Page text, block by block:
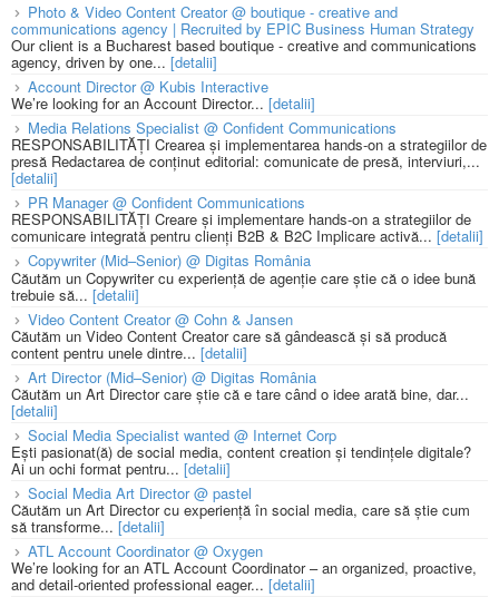
Photo & Video Content Creator @ boutique - creative and
communications agency | Recruited by EPIC Business Human Strategy
Our client is a Bucharest based boutique - creative and communications
agency, driven by one... [detalii]
Account Director @ Kubis Interactive
We’re looking for an Account Director... [detalii]
Media Relations Specialist @ Confident Communications
RESPONSABILITĂȚI Crearea și implementarea hands-on a strategiilor de
presă Redactarea de conținut editorial: comunicate de presă, interviuri,...
[detalii]
PR Manager @ Confident Communications
RESPONSABILITĂȚI Creare și implementare hands-on a strategiilor de
comunicare integrată pentru clienți B2B & B2C Implicare activă... [detalii]
Copywriter (Mid–Senior) @ Digitas România
Căutăm un Copywriter cu experiență de agenție care știe că o idee bună
trebuie să... [detalii]
Video Content Creator @ Cohn & Jansen
Căutăm un Video Content Creator care să gândească și să producă
content pentru unele dintre... [detalii]
Art Director (Mid–Senior) @ Digitas România
Căutăm un Art Director care știe că e tare când o idee arată bine, dar...
[detalii]
Social Media Specialist wanted @ Internet Corp
Ești pasionat(ă) de social media, content creation și tendințele digitale?
Ai un ochi format pentru... [detalii]
Social Media Art Director @ pastel
Căutăm un Art Director cu experiență în social media, care să știe cum
să transforme... [detalii]
ATL Account Coordinator @ Oxygen
We’re looking for an ATL Account Coordinator – an organized, proactive,
and detail-oriented professional eager... [detalii]